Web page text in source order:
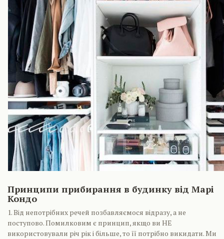
Принципи прибирання в будинку від Марі
Кондо
1. Від непотрібних речей позбавляємося відразу, а не
поступово. Помилковим є принцип, якщо ви НЕ
використовували річ рік і більше, то її потрібно викидати. Ми